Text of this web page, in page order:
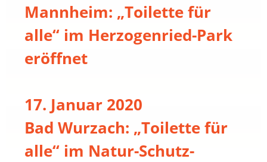
Mannheim: „Toilette für
alle“ im Herzogenried-Park
eröffnet
17. Januar 2020
Bad Wurzach: „Toilette für
alle“ im Natur-Schutz-